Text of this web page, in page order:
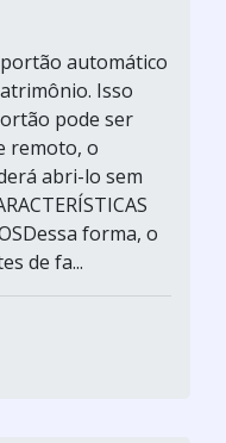
automático
Isso
pode ser
remoto, o
abri-lo sem
forma, o
de fa...